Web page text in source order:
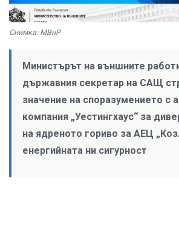
Снимка: МВнР
Министърът на външните
държавния секретар на САЩ
значение на споразумението с
компания „Уестингхаус“ за
на ядреното гориво за АЕЦ
енергийната ни сигурност